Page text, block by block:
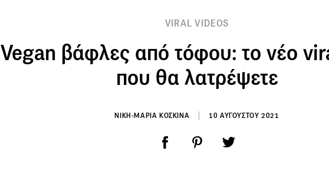
Ειδήσεις
VIRAL VIDEOS
Vegan βάφλες από τόφου: το νέο
που θα λατρέψετε
ΝΙΚΗ-ΜΑΡΙΑ ΚΟΣΚΙΝΑ 10 ΑΥΓΟΥΣΤΟΥ 2021